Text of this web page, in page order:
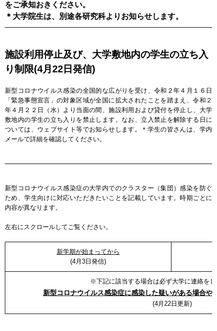
をご承知おきください。
＊大学院生は、別途各研究科よりお知らせします。
施設利用停止及び、大学敷地内の学生の立ち入
り制限(4月22日発信)
新型コロナウイルス感染の全国的な広がりを受け、令和２年４月１６日
「緊急事態宣言」の対象区域が全国に拡大されたことを踏まえ、令和２
年４月２２日（水）より当面の間、施設利用および貸付を停止し、大学
敷地内の学生の立ち入りを禁止します。なお、立入禁止を解除する日に
ついては、ウェブサイト等でお知らせします。＊学生の皆さんは、学内
メールで詳細を確認してください。
新型コロナウイルス感染症の大学内でのクラスター（集団）感染を防ぐ
ため、学生向けに対応いただきたいことを記載しています。時期ごとに
内容が異なります。
左右にスクロールしてご覧ください。
新学期が始まってから
(4月3日発信)
※下記に該当する場合は必ず大学に連絡を
新型コロナウイルス感染症に感染した疑いがある場合や
(4月22日更新)